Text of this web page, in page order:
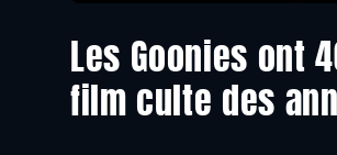
Les Goonies ont
film culte des